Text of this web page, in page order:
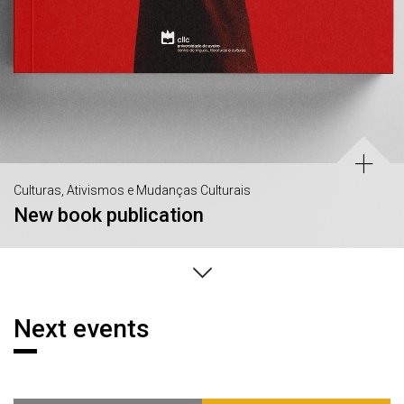
Culturas, Ativismos e Mudanças Culturais
New book publication
Next events